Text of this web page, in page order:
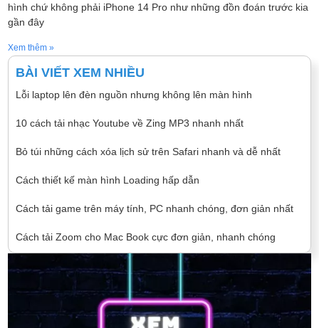
hình chứ không phải iPhone 14 Pro như những đồn đoán trước kia
gần đây
Xem thêm »
BÀI VIẾT XEM NHIỀU
Lỗi laptop lên đèn nguồn nhưng không lên màn hình
10 cách tải nhạc Youtube về Zing MP3 nhanh nhất
Bỏ túi những cách xóa lịch sử trên Safari nhanh và dễ nhất
Cách thiết kế màn hình Loading hấp dẫn
Cách tải game trên máy tính, PC nhanh chóng, đơn giản nhất
Cách tải Zoom cho Mac Book cực đơn giản, nhanh chóng